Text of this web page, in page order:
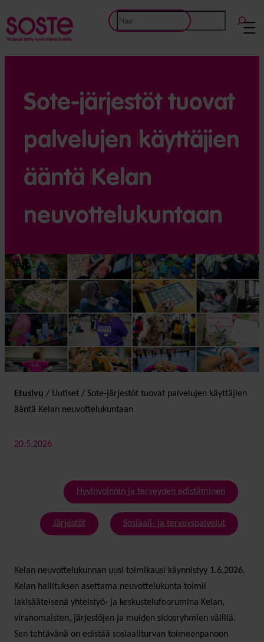
Etsi
Sote-järjestöt tuovat
palvelujen käyttäjien
ääntä Kelan
neuvottelu­kuntaan
Etusivu / Uutiset / Sote-järjestöt tuovat palvelujen käyttäjien
ääntä Kelan neuvottelu­kuntaan
20.5.2026
Hyvinvoinnin ja terveyden edistäminen
Järjestöt Sosiaali- ja terveyspalvelut
Kelan neuvottelukunnan uusi toimikausi käynnistyy 1.6.2026.
Kelan hallituksen asettama neuvottelukunta toimii
lakisääteisenä yhteistyö- ja keskustelufoorumina Kelan,
viranomaisten, järjestöjen ja muiden sidosryhmien välillä.
Sen tehtävänä on edistää sosiaaliturvan toimeenpanoon